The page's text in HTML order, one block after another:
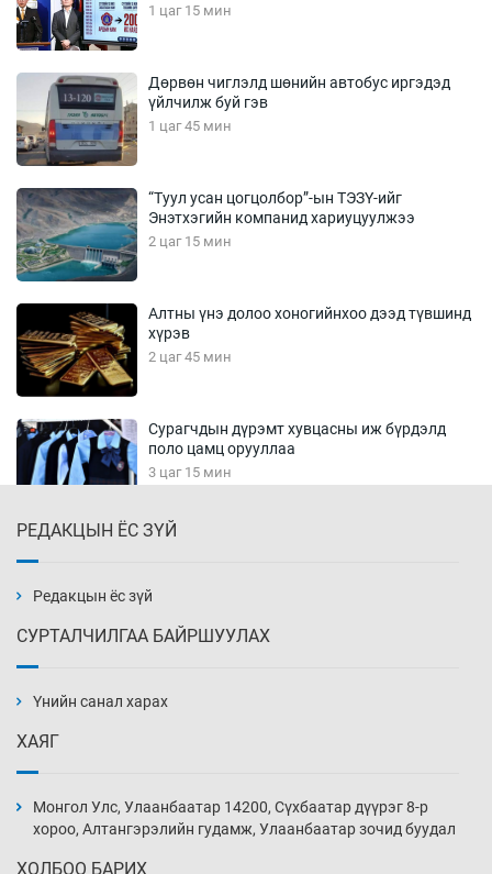
1 цаг 15 мин
Дөрвөн чиглэлд шөнийн автобус иргэдэд
үйлчилж буй гэв
1 цаг 45 мин
“Туул усан цогцолбор”-ын ТЭЗҮ-ийг
Энэтхэгийн компанид хариуцуулжээ
2 цаг 15 мин
Алтны үнэ долоо хоногийнхоо дээд түвшинд
хүрэв
2 цаг 45 мин
Сурагчдын дүрэмт хувцасны иж бүрдэлд
поло цамц орууллаа
3 цаг 15 мин
3 цаг 45 мин
4 цаг 15 мин
4 цаг 45 мин
РЕДАКЦЫН ЁС ЗҮЙ
Редакцын ёс зүй
СУРТАЛЧИЛГАА БАЙРШУУЛАХ
Үнийн санал харах
ХАЯГ
Монгол Улс, Улаанбаатар 14200, Сүхбаатар дүүрэг 8-р
хороо, Алтангэрэлийн гудамж, Улаанбаатар зочид буудал
ХОЛБОО БАРИХ